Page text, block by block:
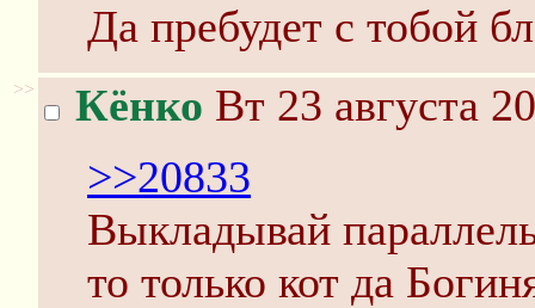
Да пребудет с тобой
>> Кёнко Вт 23 августа
>>20833
Выкладывай
то только кот да